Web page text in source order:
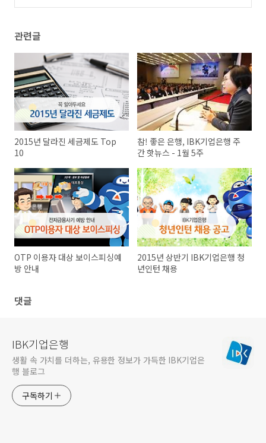
관련글
2015년 달라진 세금제도 Top
10
참! 좋은 은행, IBK기업은행 주
간 핫뉴스 - 1월 5주
OTP 이용자 대상 보이스피싱예
방 안내
2015년 상반기 IBK기업은행 청
년인턴 채용
댓글
IBK기업은행
생활 속 가치를 더하는, 유용한 정보가 가득한 IBK기업은
행 블로그
구독하기